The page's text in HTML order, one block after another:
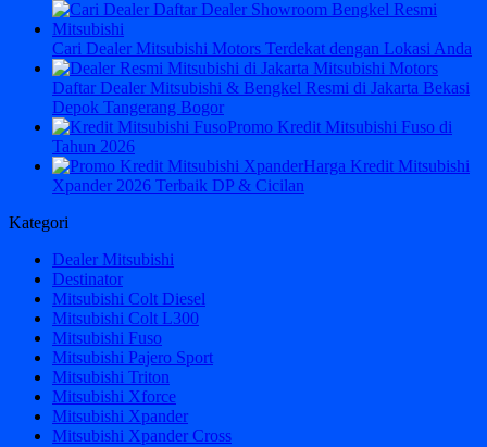
Cari Dealer Mitsubishi Motors Terdekat dengan Lokasi Anda
Daftar Dealer Mitsubishi & Bengkel Resmi di Jakarta Bekasi
Depok Tangerang Bogor
Promo Kredit Mitsubishi Fuso di
Tahun 2026
Harga Kredit Mitsubishi
Xpander 2026 Terbaik DP & Cicilan
Kategori
Dealer Mitsubishi
Destinator
Mitsubishi Colt Diesel
Mitsubishi Colt L300
Mitsubishi Fuso
Mitsubishi Pajero Sport
Mitsubishi Triton
Mitsubishi Xforce
Mitsubishi Xpander
Mitsubishi Xpander Cross